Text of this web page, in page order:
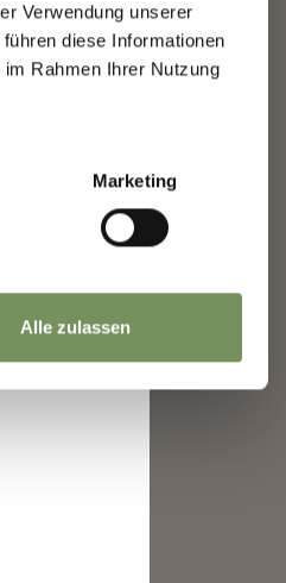
Verwendung unserer
diese Informationen
Rahmen Ihrer Nutzung
Marketing
Alle zulassen